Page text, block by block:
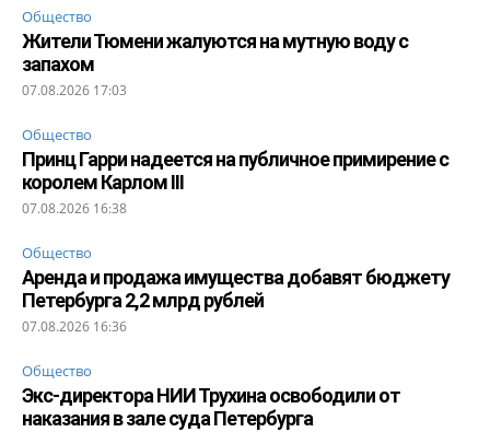
Общество
Жители Тюмени жалуются на мутную воду с
запахом
07.08.2026 17:03
Общество
Принц Гарри надеется на публичное примирение с
королем Карлом III
07.08.2026 16:38
Общество
Аренда и продажа имущества добавят бюджету
Петербурга 2,2 млрд рублей
07.08.2026 16:36
Общество
Экс-директора НИИ Трухина освободили от
наказания в зале суда Петербурга